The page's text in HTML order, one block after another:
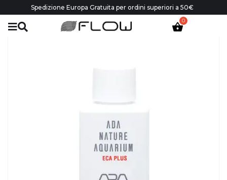
Spedizione Europa Gratuita per ordini superiori a 50€